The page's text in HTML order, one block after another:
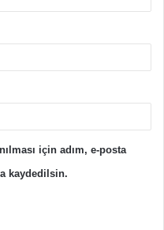
için adım, e-posta
kaydedilsin.